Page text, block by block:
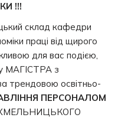
!!!
склад кафедри
праці від щирого
для вас подією,
МАГІСТРА з
трендовою освітньо-
ПЕРСОНАЛОМ